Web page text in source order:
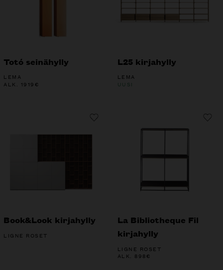
Totó seinähylly
LEMA
ALK. 1919€
L25 kirjahylly
LEMA
UUSI
Book&Look kirjahylly
LIGNE ROSET
La Bibliotheque Fil
kirjahylly
LIGNE ROSET
ALK. 898€